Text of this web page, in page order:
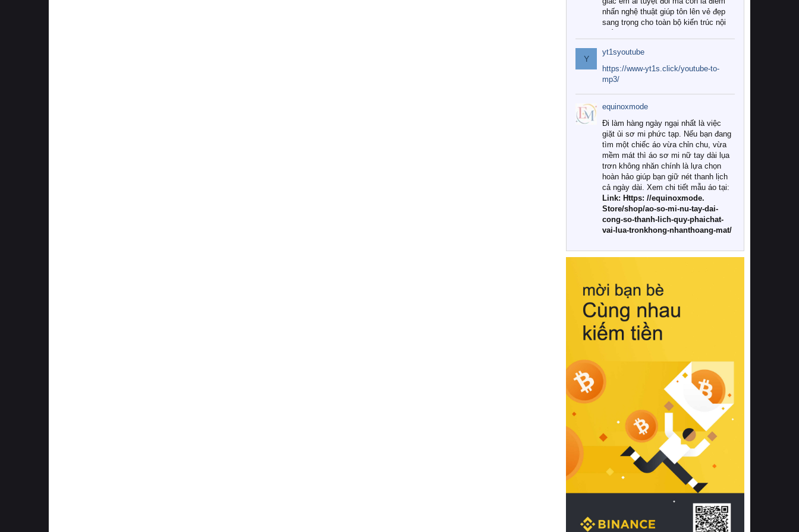
nhấn nghệ thuật giúp tôn lên vẻ đẹp
sang trọng cho toàn bộ kiến trúc nội
Tuy nhiên, giữa thị trường đa dạng
với vô vàn thương hiệu và mẫu mã
như hiện nay, làm thế nào để chọn
được những bộ chăn ga gối đệm cao
cấp thực sự chất lượng, phù hợp với
khí hậu và nhu cầu sử dụng của gia
đình? Hãy cùng chúng tôi đi tìm lời
giải đáp chi tiết qua bài viết dưới đây.
1. Tại sao các gia đình hiện đại lại ưa
chuộng chăn ga gối đệm cao cấp?
Khác với các dòng sản phẩm thông
thường, những bộ chăn ga gối đệm
cao cấp trải qua quy trình sản xuất
nghiêm ngặt từ khâu chọn lọc nguyên
liệu tự nhiên đến công nghệ dệt
nhuộm hiện đại không chứa hóa chất
này, bạn sẽ cảm nhận rõ rệt sự khác
hồi chuẩn xác của phần đệm nâng đỡ
cột sống.
Bên cạnh đó, việc lựa chọn các dòng
sản phẩm đạt chuẩn chất lượng quốc
tế còn giúp ngăn ngừa tình trạng kích
khuẩn và nấm mốc trong điều kiện
thời tiết nóng ẩm. Bạn có thể tìm hiểu
thêm các nghiên cứu khoa học về tác
động của giấc ngủ và môi trường
phòng ngủ đối với sức khỏe con
người tại Sleep Foundation (External
Link) để có cái nhìn toàn diện hơn.
2. Các tiêu chí vàng khi lựa chọn
chăn ga gối đệm cao cấp cho phòng
ngủ
Để sở hữu một bộ chăn ga gối đệm
cao cấp hoàn hảo cả về thẩm mỹ lẫn
công năng, người tiêu dùng cần cân
nhắc kỹ lưỡng các tiêu chí quan trọng
Y
yt1syoutube
https://www-yt1s.click/youtube-to-
mp3/
equinoxmode
Đi làm hàng ngày ngại nhất là việc
giặt ủi sơ mi phức tạp. Nếu bạn đang
tìm một chiếc áo vừa chỉn chu, vừa
mềm mát thì áo sơ mi nữ tay dài lụa
trơn không nhăn chính là lựa chọn
hoàn hảo giúp bạn giữ nét thanh lịch
cả ngày dài. Xem chi tiết mẫu áo tại:
Link: Https: //equinoxmode.
Store/shop/ao-so-mi-nu-tay-dai-
cong-so-thanh-lich-quy-phaichat-
vai-lua-tronkhong-nhanthoang-mat/